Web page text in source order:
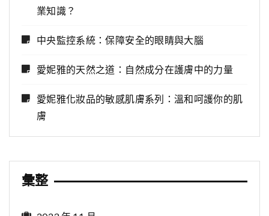
業知識？
中央監控系統：保障安全的眼睛與大腦
愛妮雅的天然之道：自然成分在護膚中的力量
愛妮雅化妝品的敏感肌膚系列：溫和呵護你的肌
膚
彙整